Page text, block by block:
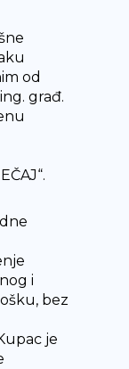
od
građ.
i
bez
je